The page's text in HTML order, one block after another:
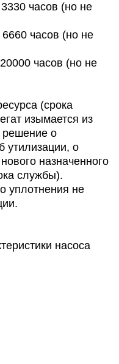
часов (но не
часов (но не
часов (но не
(срока
изымается из
решение о
утилизации, о
назначенного
службы).
уплотнения не
насоса